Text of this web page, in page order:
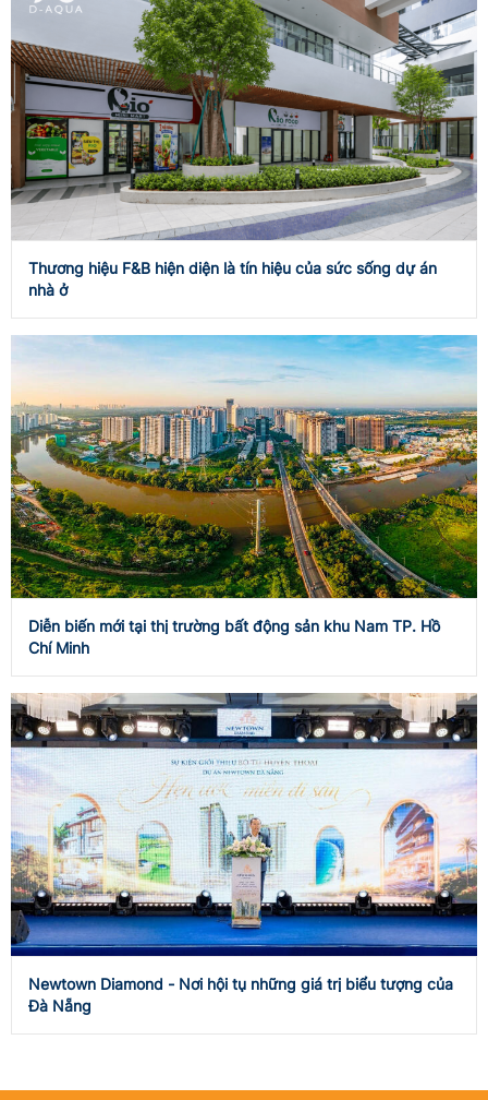
Thương hiệu F&B hiện diện là tín hiệu của sức sống dự án
nhà ở
Diễn biến mới tại thị trường bất động sản khu Nam TP. Hồ
Chí Minh
Newtown Diamond - Nơi hội tụ những giá trị biểu tượng của
Đà Nẵng